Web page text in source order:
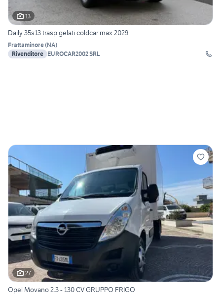
13
Daily 35s13 trasp gelati coldcar rnax 2029
Frattaminore(NA)
Rivenditore EUROCAR2002 SRL
27
Opel Movano 2.3 - 130 CV GRUPPO FRIGO